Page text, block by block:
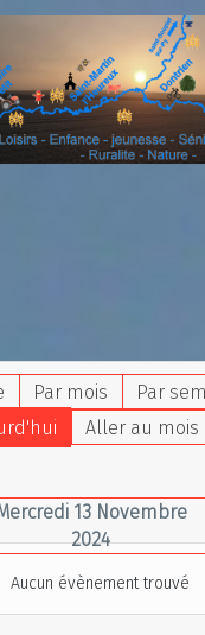
Par mois
Par
Aller au mois
13 Novembre
2024
Aucun évènement trouvé